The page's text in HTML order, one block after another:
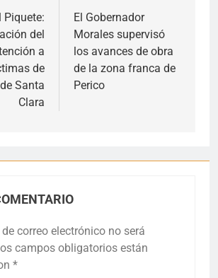
Piquete:
del
a
de
Santa
Clara
El Gobernador
Morales supervisó
los avances de obra
de la zona franca de
Perico
correo electrónico no será
campos obligatorios están
*